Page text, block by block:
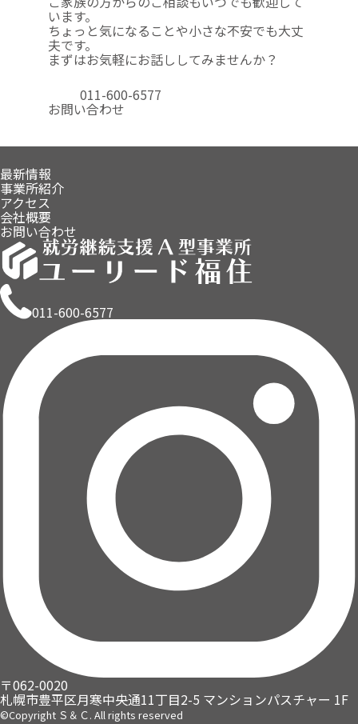
います。
ちょっと気になることや小さな不安でも大丈
夫です。
まずはお気軽にお話ししてみませんか？
011-600-6577
お問い合わせ
最新情報
事業所紹介
アクセス
会社概要
お問い合わせ
011-600-6577
〒062-0020
札幌市豊平区月寒中央通11丁目2-5 マンションパスチャー 1F
©Copyright Ｓ＆Ｃ. All rights reserved